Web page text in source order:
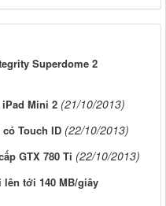
Superdome 2
Mini 2 (21/10/2013)
Touch ID (22/10/2013)
GTX 780 Ti (22/10/2013)
lên tới 140 MB/giây